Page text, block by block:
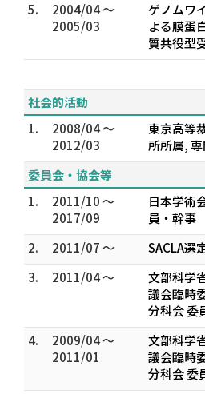
5.
2004/04 ～
2005/03
ゲノムワ
よる膜蛋
質共役型
社会的活動
1.
2008/04 ～
2012/03
東京高等
所所属,
委員会・協会等
1.
2011/10 ～
2017/09
日本学術
員・幹事
2.
2011/07 ～
SACLA選
3.
2011/04 ～
文部科学
議会臨時
分科会 委
4.
2009/04 ～
2011/01
文部科学
議会臨時
分科会 委